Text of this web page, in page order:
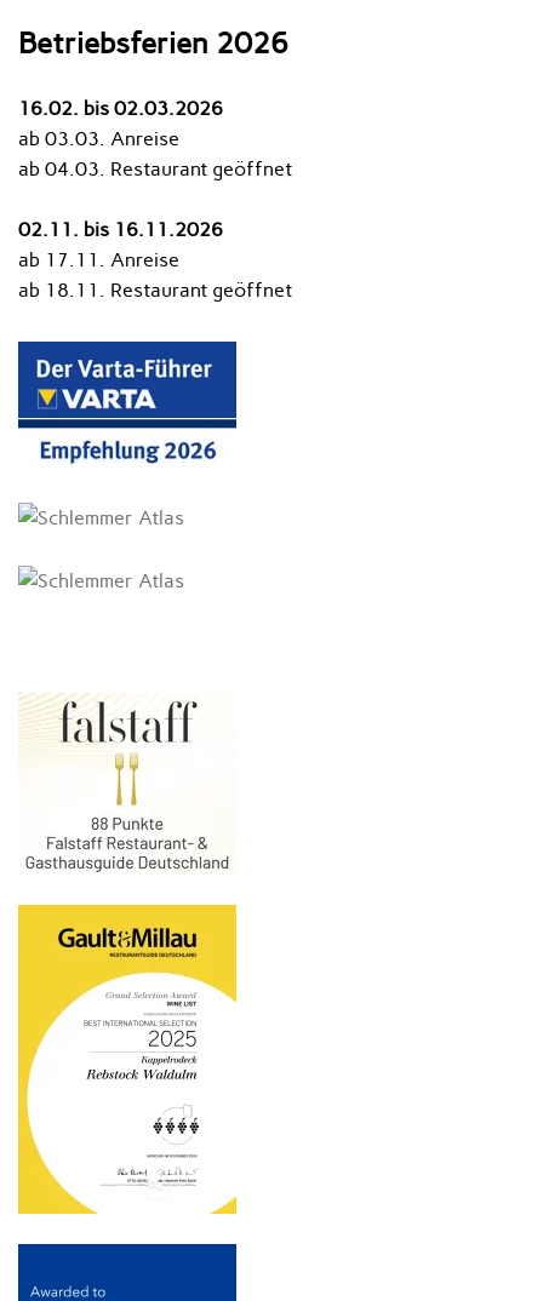
Betriebsferien 2026
16.02. bis 02.03.2026
ab 03.03. Anreise
ab 04.03. Restaurant geöffnet
02.11. bis 16.11.2026
ab 17.11. Anreise
ab 18.11. Restaurant geöffnet